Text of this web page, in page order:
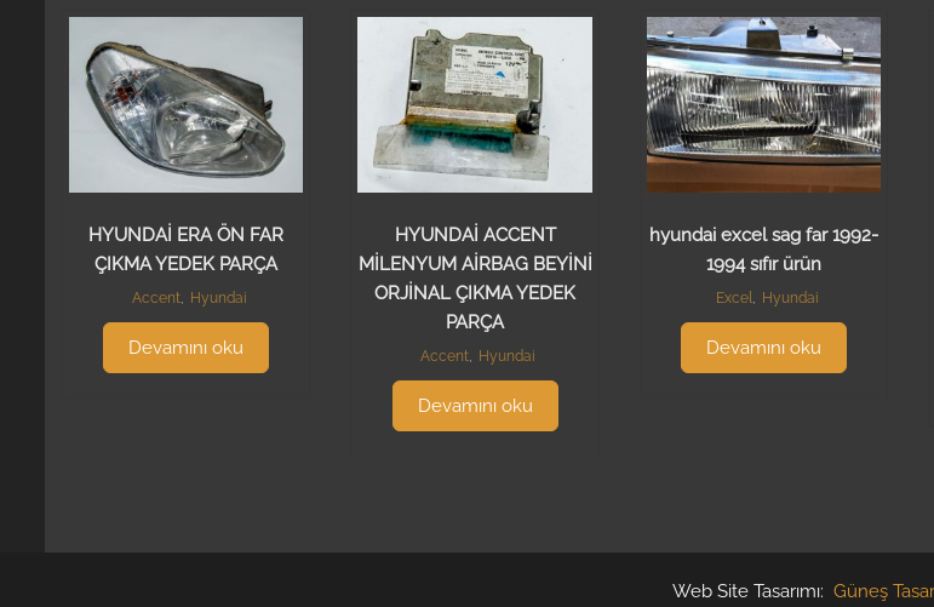
HYUNDAİ ERA ÖN FAR
ÇIKMA YEDEK PARÇA
Accent, Hyundai
Devamını oku
HYUNDAİ ACCENT
MİLENYUM AİRBAG BEYİNİ
ORJİNAL ÇIKMA YEDEK
PARÇA
Accent, Hyundai
Devamını oku
hyundai excel sag far 1992-
1994 sıfır ürün
Excel, Hyundai
Devamını oku
Web Site Tasarımı: Güneş